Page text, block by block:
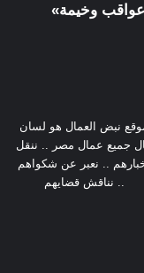
وخيمة»
نبض العمال هو لسان
جميع عمال مصر .. ننقل
.. نعبر عن شكواهم
.. نناقش قضايهم